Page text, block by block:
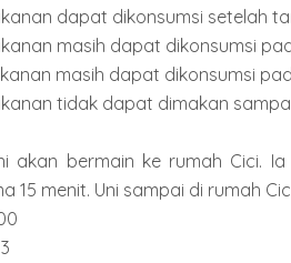
dapat dikonsumsi setelah
masih dapat dikonsumsi
masih dapat dikonsumsi
tidak dapat dimakan
akan bermain ke rumah Cici.
15 menit. Uni sampai di rumah